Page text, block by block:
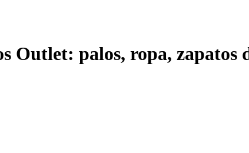
Outlet: palos, ropa, zapatos